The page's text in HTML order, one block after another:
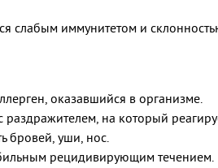
слабым иммунитетом и
оказавшийся в организме.
раздражителем, на который
бровей, уши, нос.
рецидивирующим течением.